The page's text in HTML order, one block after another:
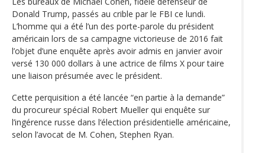
Donald Trump, passés au crible par le FBI ce lundi.
L’homme qui a été l’un des porte-parole du président
américain lors de sa campagne victorieuse de 2016 fait
l’objet d’une enquête après avoir admis en janvier avoir
versé 130 000 dollars à une actrice de films X pour taire
une liaison présumée avec le président.
Cette perquisition a été lancée “en partie à la demande”
du procureur spécial Robert Mueller qui enquête sur
l’ingérence russe dans l‘élection présidentielle américaine,
selon l’avocat de M. Cohen, Stephen Ryan.